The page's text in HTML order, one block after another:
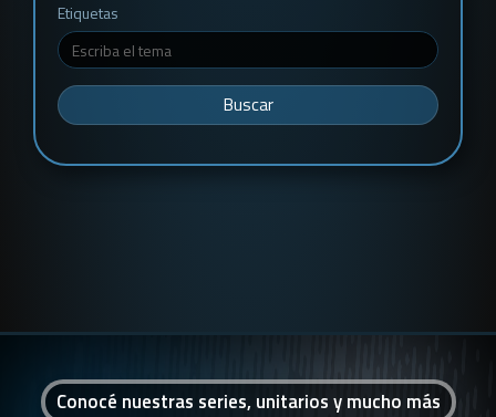
Etiquetas
Buscar
Conocé nuestras series, unitarios y mucho más